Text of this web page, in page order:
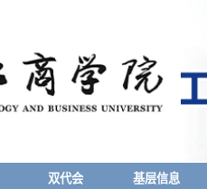
双代会 基层信息